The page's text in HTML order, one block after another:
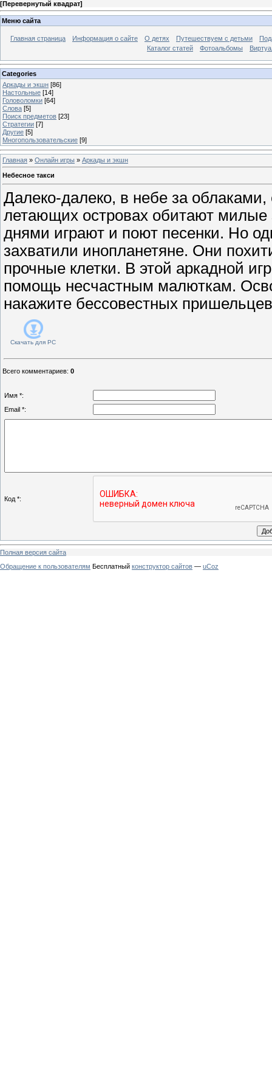
[Перевернутый квадрат]
Меню сайта
Главная страница Информация о сайте О детях Путешествуем с детьми
Каталог статей
Фотоальбомы
Categories
Аркады и экшн [86]
Настольные [14]
Головоломки [64]
Слова [5]
Поиск предметов [23]
Стратегии [7]
Другие [5]
Многопользовательские [9]
Главная » Онлайн игры » Аркады и экшн
Небесное такси
Далеко-далеко, в небе за
летающих островах обитают
днями играют и поют песенки. Но
захватили инопланетяне. Они
прочные клетки. В этой аркадной
помощь несчастным малюткам.
накажите бессовестных
Скачать для PC
Всего комментариев: 0
Имя *:
Email *:
Код *:
Полная версия сайта
Обращение к пользователям Бесплатный конструктор сайтов — uCoz